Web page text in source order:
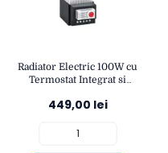
Radiator Electric 100W cu
Termostat Integrat si
Electrice, Panouri de
Metalice
449,00 lei